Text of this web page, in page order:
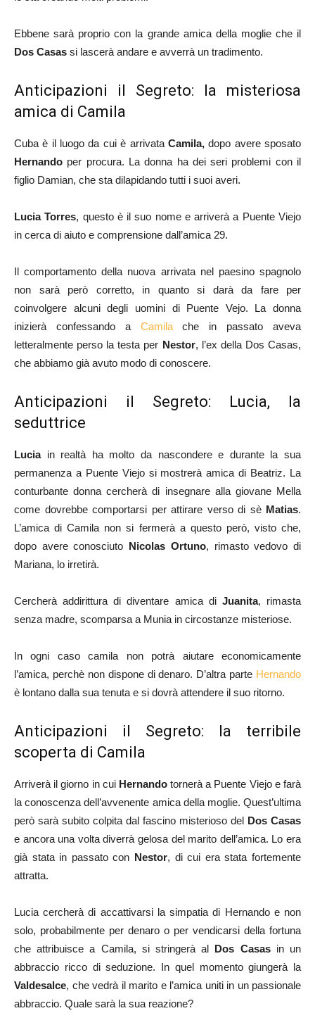
Ebbene sarà proprio con la grande amica della moglie che il
Dos Casas si lascerà andare e avverrà un tradimento.
Anticipazioni il Segreto: la misteriosa
amica di Camila
Cuba è il luogo da cui è arrivata Camila,dopo avere sposato
Hernando per procura. La donna ha dei seri problemi con il
figlio Damian, che sta dilapidando tutti i suoi averi.
Lucia Torres, questo è il suo nome e arriverà a Puente Viejo
in cerca di aiuto e comprensione dall’amica 29.
Il comportamento della nuova arrivata nel paesino spagnolo
non sarà però corretto, in quanto si darà da fare per
coinvolgere alcuni degli uomini di Puente Vejo. La donna
inizierà confessando a Camilache in passato aveva
letteralmente perso la testa per Nestor, l’ex della Dos Casas,
che abbiamo già avuto modo di conoscere.
Anticipazioni il Segreto: Lucia, la
seduttrice
Luciain realtà ha molto da nascondere e durante la sua
permanenza a Puente Viejo si mostrerà amica di Beatriz. La
conturbante donna cercherà di insegnare alla giovane Mella
come dovrebbe comportarsi per attirare verso di sè Matias.
L’amica di Camila non si fermerà a questo però, visto che,
dopo avere conosciuto Nicolas Ortuno, rimasto vedovo di
Mariana, lo irretirà.
Cercherà addirittura di diventare amica di Juanita, rimasta
senza madre, scomparsa a Munia in circostanze misteriose.
In ogni caso camila non potrà aiutare economicamente
l’amica, perchè non dispone di denaro. D’altra parte Hernando
è lontano dalla sua tenuta e si dovrà attendere il suo ritorno.
Anticipazioni il Segreto: la terribile
scoperta di Camila
Arriverà il giorno in cui Hernandotornerà a Puente Viejo e farà
la conoscenza dell’avvenente amica della moglie. Quest’ultima
però sarà subito colpita dal fascino misterioso del Dos Casas
e ancora una volta diverrà gelosa del marito dell’amica. Lo era
già stata in passato con Nestor, di cui era stata fortemente
attratta.
Lucia cercherà di accattivarsi la simpatia di Hernando e non
solo, probabilmente per denaro o per vendicarsi della fortuna
che attribuisce a Camila, si stringerà al Dos Casasin un
abbraccio ricco di seduzione. In quel momento giungerà la
Valdesalce, che vedrà il marito e l’amica uniti in un passionale
abbraccio. Quale sarà la sua reazione?